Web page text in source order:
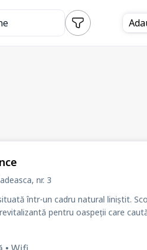
, nr. 3
într-un cadru natural liniștit.
pentru oaspeții care